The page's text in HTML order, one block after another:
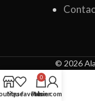
© 2026
Mes favoris
0
Panier
Mon compte